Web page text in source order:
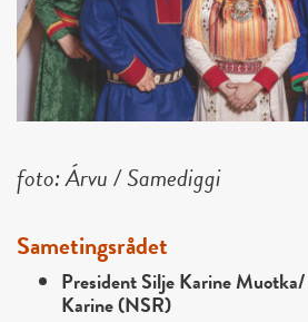
foto: Árvu / Samediggi
Sametingsrådet
President Silje Karine
Karine (NSR)